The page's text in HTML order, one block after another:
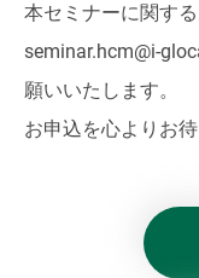
本セミナーに関する
seminar.hcm@i-
願いいたします。
お申込を心よりお